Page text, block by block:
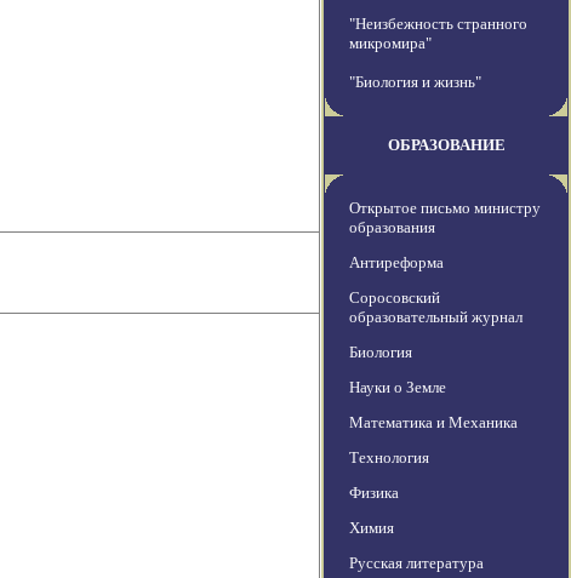
"Неизбежность странного
микромира"
"Биология и жизнь"
ОБРАЗОВАНИЕ
Открытое письмо министру
образования
Антиреформа
Соросовский
образовательный журнал
Биология
Науки о Земле
Математика и Механика
Технология
Физика
Химия
Русская литература